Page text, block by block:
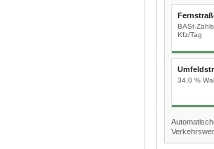
BASt-
Kfz/Tag
34,0 %